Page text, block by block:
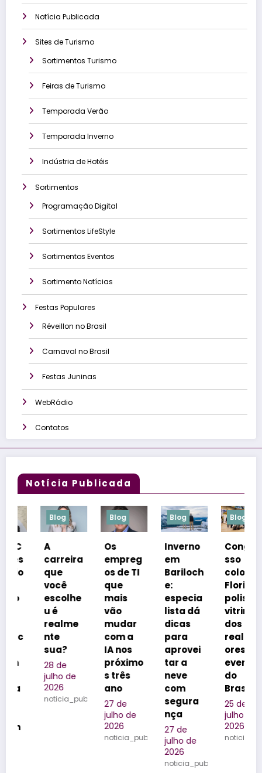
Notícia Publicada
Sites de Turismo
Sortimentos Turismo
Feiras de Turismo
Temporada Verão
Temporada Inverno
Indústria de Hotéis
Sortimentos
Programação Digital
Sortimentos LifeStyle
Sortimentos Eventos
Sortimento Notícias
Festas Populares
Réveillon no Brasil
Carnaval no Brasil
Festas Juninas
WebRádio
Contatos
Notícia Publicada
Blog
A
carreira
que
escolhe
realme
nte
28 de
julho de
2026
noticia_publicada
empreg
os de TI
mais
mudar
próximo
s três
27 de
julho de
noticia_publicada
Inverno
em
Bariloch
especia
lista dá
dicas
para
aprovei
tar a
segura
nça
julho de
noticia_publicada
Blog
Congre
coloca
Florianó
polis na
vitrine
realizad
ores de
eventos
25 de
julho de
noticia_publicada